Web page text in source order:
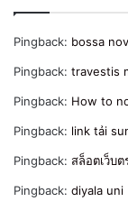
Pingback: bossa
Pingback: travestis
Pingback: How to
Pingback: link tải
Pingback: สล็อตเว็บต
Pingback: diyala uni